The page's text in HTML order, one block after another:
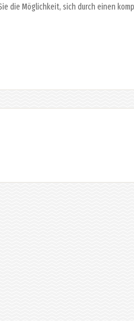
die Möglichkeit, sich durch einen